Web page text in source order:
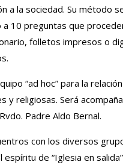
a la sociedad. Su método
10 preguntas que
folletos impresos o
“ad hoc” para la
y religiosas. Será
Padre Aldo Bernal.
con los diversos
de “Iglesia en